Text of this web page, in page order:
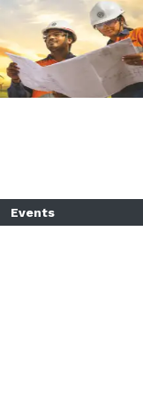
Events